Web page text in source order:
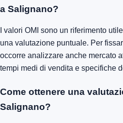
a Salignano?
I valori OMI sono un riferimento
una valutazione puntuale. Per
occorre analizzare anche mercato
tempi medi di vendita e specifiche
Come ottenere una
Salignano?